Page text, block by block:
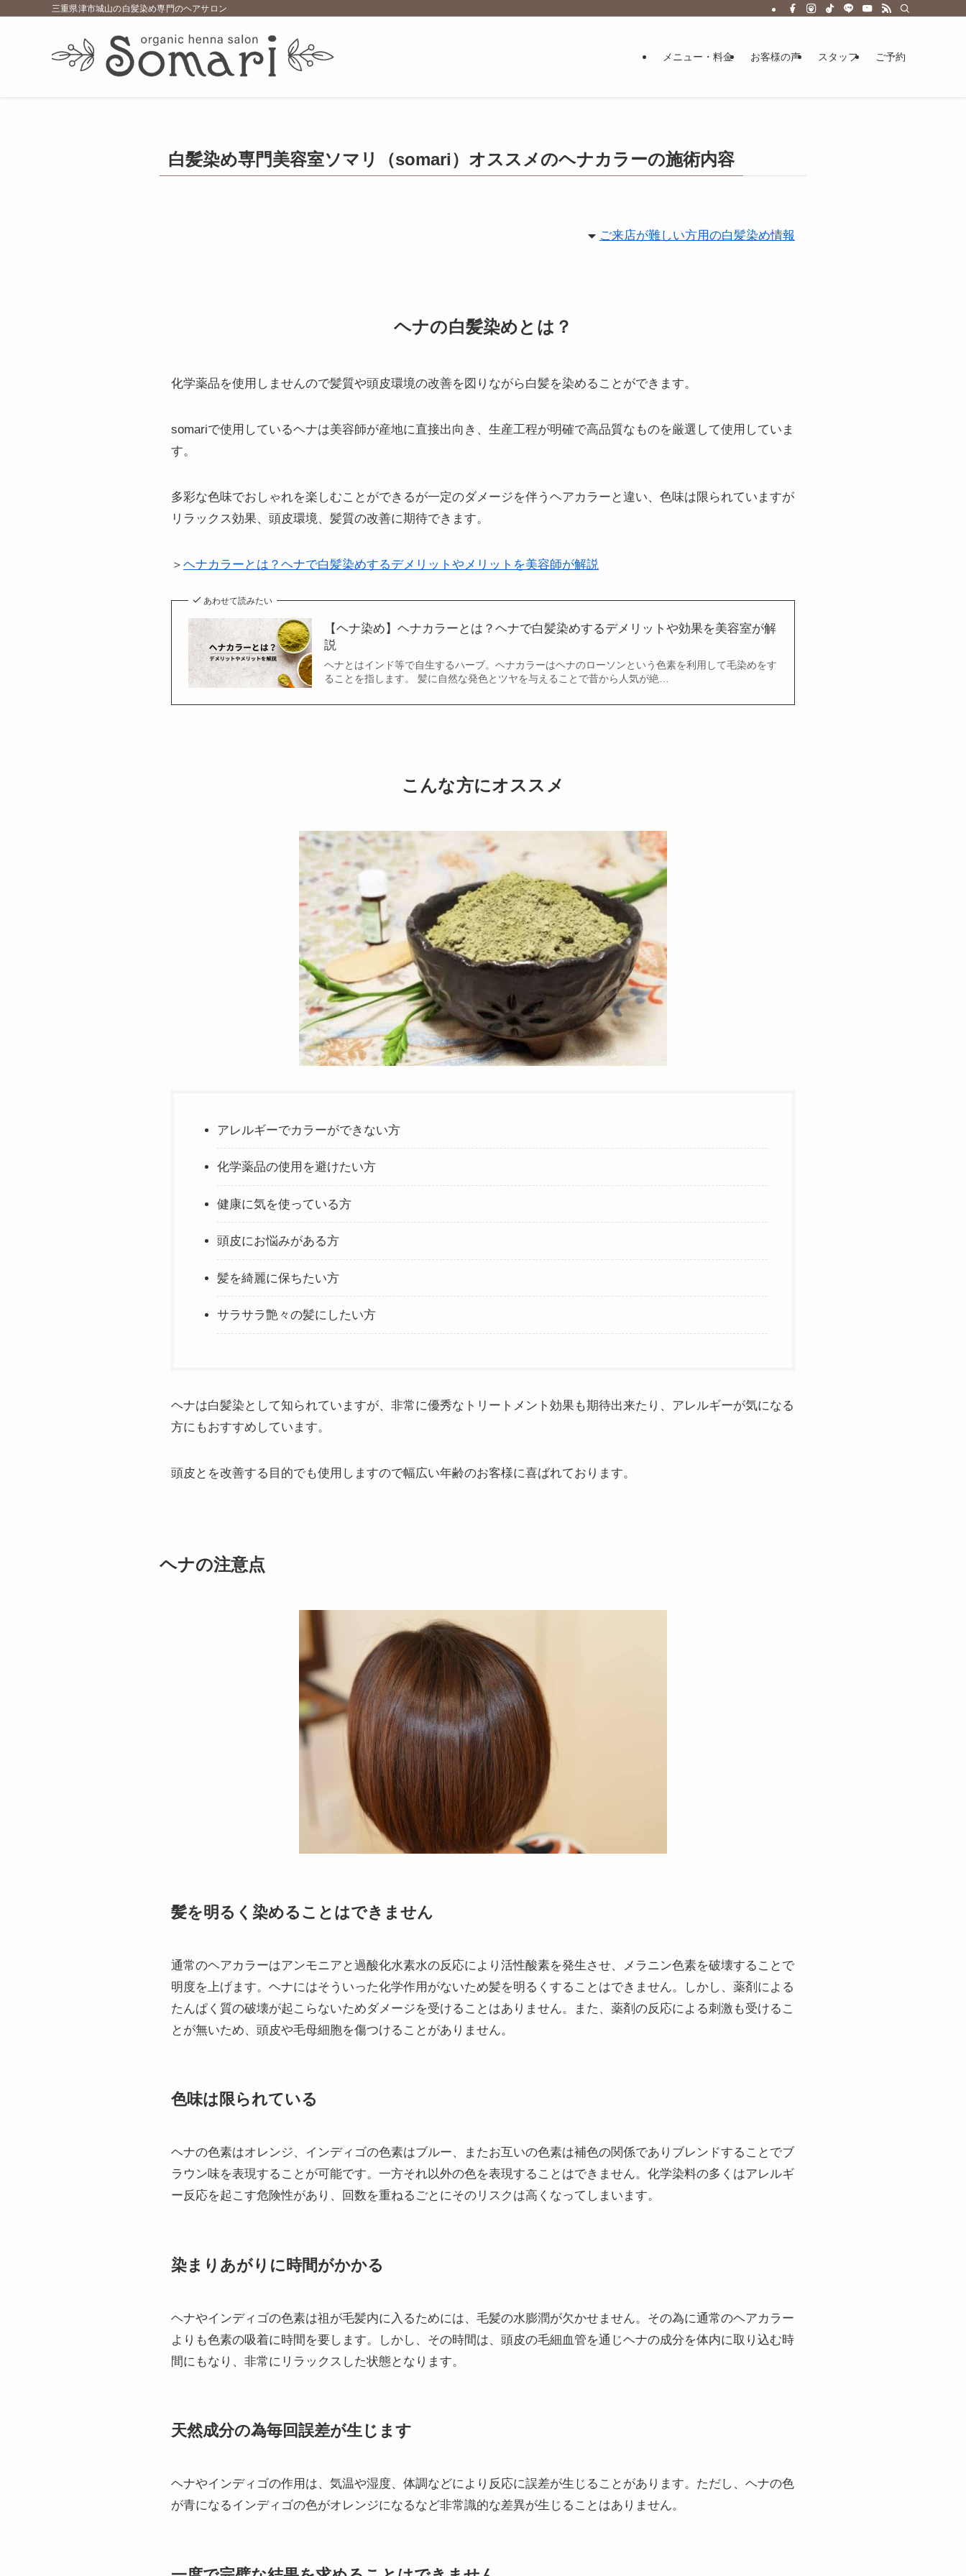
三重県津市城山の白髪染め専門のヘアサロン
メニュー・料金 お客様の声 スタッフ ご予約
白髪染め専門美容室ソマリ（somari）オススメのヘナカラーの施術内容
ご来店が難しい方用の白髪染め情報
ヘナの白髪染めとは？
化学薬品を使用しませんので髪質や頭皮環境の改善を図りながら白髪を染めることができます。
somariで使用しているヘナは美容師が産地に直接出向き、生産工程が明確で高品質なものを厳選して使用していま
す。
多彩な色味でおしゃれを楽しむことができるが一定のダメージを伴うヘアカラーと違い、色味は限られていますが
リラックス効果、頭皮環境、髪質の改善に期待できます。
＞ ヘナカラーとは？ヘナで白髪染めするデメリットやメリットを美容師が解説
あわせて読みたい
【ヘナ染め】ヘナカラーとは？ヘナで白髪染めするデメリットや効果を美容室が解
説
ヘナとはインド等で自生するハーブ。ヘナカラーはヘナのローソンという色素を利用して毛染めをす
ることを指します。 髪に自然な発色とツヤを与えることで昔から人気が絶…
こんな方にオススメ
アレルギーでカラーができない方
化学薬品の使用を避けたい方
健康に気を使っている方
頭皮にお悩みがある方
髪を綺麗に保ちたい方
サラサラ艶々の髪にしたい方
ヘナは白髪染として知られていますが、非常に優秀なトリートメント効果も期待出来たり、アレルギーが気になる
方にもおすすめしています。
頭皮とを改善する目的でも使用しますので幅広い年齢のお客様に喜ばれております。
ヘナの注意点
髪を明るく染めることはできません
通常のヘアカラーはアンモニアと過酸化水素水の反応により活性酸素を発生させ、メラニン色素を破壊することで
明度を上げます。ヘナにはそういった化学作用がないため髪を明るくすることはできません。しかし、薬剤による
たんぱく質の破壊が起こらないためダメージを受けることはありません。また、薬剤の反応による刺激も受けるこ
とが無いため、頭皮や毛母細胞を傷つけることがありません。
色味は限られている
ヘナの色素はオレンジ、インディゴの色素はブルー、またお互いの色素は補色の関係でありブレンドすることでブ
ラウン味を表現することが可能です。一方それ以外の色を表現することはできません。化学染料の多くはアレルギ
ー反応を起こす危険性があり、回数を重ねるごとにそのリスクは高くなってしまいます。
染まりあがりに時間がかかる
ヘナやインディゴの色素は祖が毛髪内に入るためには、毛髪の水膨潤が欠かせません。その為に通常のヘアカラー
よりも色素の吸着に時間を要します。しかし、その時間は、頭皮の毛細血管を通じヘナの成分を体内に取り込む時
間にもなり、非常にリラックスした状態となります。
天然成分の為毎回誤差が生じます
ヘナやインディゴの作用は、気温や湿度、体調などにより反応に誤差が生じることがあります。ただし、ヘナの色
が青になるインディゴの色がオレンジになるなど非常識的な差異が生じることはありません。